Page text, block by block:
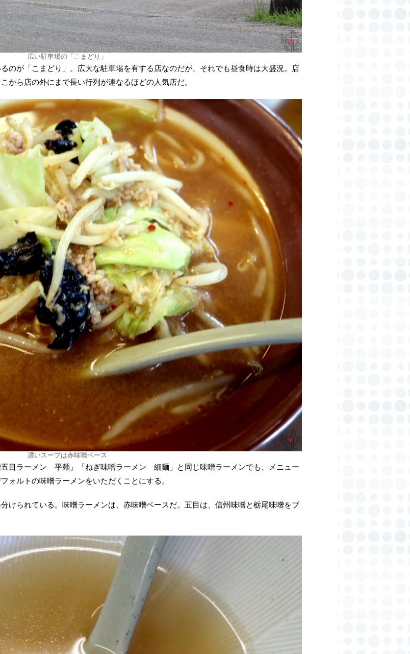
広い駐車場の「こまどり」
のが「こまどり」。広大な駐車場を有する店なのだが、それでも昼食時は大盛況。店
から店の外にまで長い行列が連なるほどの人気店だ。
濃いスープは赤味噌ベース
目ラーメン 平麺」「ねぎ味噌ラーメン 細麺」と同じ味噌ラーメンでも、メニュー
ォルトの味噌ラーメンをいただくことにする。
けられている。味噌ラーメンは、赤味噌ベースだ。五目は、信州味噌と栃尾味噌をブ